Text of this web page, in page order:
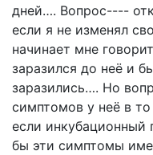
дней…. Вопрос----
если я не изменял
начинает мне
заразился до неё и
заразились…. Но
симптомов у неё в
если
бы эти симптомы